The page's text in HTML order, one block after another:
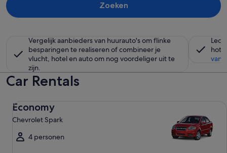
Zoeken
Vergelijk aanbieders van huurauto's om flinke
besparingen te realiseren of combineer je
vlucht, hotel en auto om nog voordeliger uit te
zijn.
Car Rentals
Economy
Chevrolet Spark
4 personen